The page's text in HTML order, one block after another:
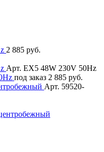
2 885 руб.
Арт. EX5 48W 230V 50Hz
под заказ 2 885 руб.
Арт. 59520-